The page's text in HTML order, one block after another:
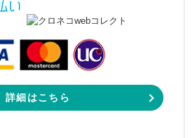
詳細はこちら